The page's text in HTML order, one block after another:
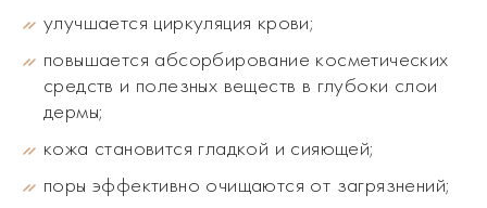
улучшается циркуляция крови;
повышается абсорбирование косметических
средств и полезных веществ в глубоки слои
дермы;
кожа становится гладкой и сияющей;
поры эффективно очищаются от загрязнений;